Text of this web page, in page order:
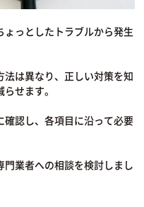
っとしたトラブルから発生
は異なり、正しい対策を知
せます。
確認し、各項目に沿って必要
業者への相談を検討しまし